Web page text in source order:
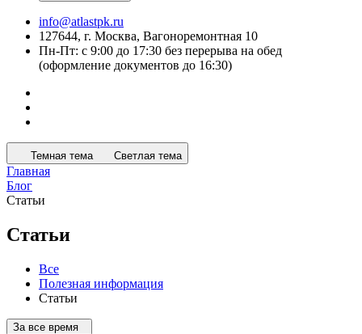
info@atlastpk.ru
127644, г. Москва, Вагоноремонтная 10
Пн-Пт: с 9:00 до 17:30 без перерыва на обед
(оформление документов до 16:30)
Темная тема Светлая тема
Главная
Блог
Статьи
Статьи
Все
Полезная информация
Статьи
За все время